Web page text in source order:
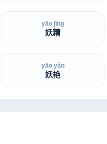
yāo jīng
妖精
yāo yàn
妖艳